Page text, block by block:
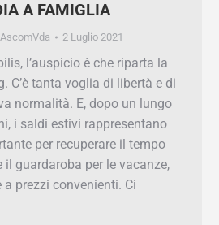
AscomVda 2 Luglio 2021
l’auspicio è che riparta la
C’è tanta voglia di libertà e
normalità. E, dopo un
i saldi estivi
importante per
perduto e rinnovare il
acquistando anche a
auguriamo…